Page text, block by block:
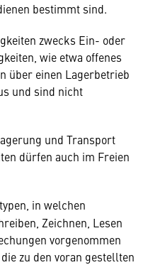
bestimmt sind.
zwecks Ein- oder
wie etwa offenes
über einen Lagerbetrieb
und sind nicht
und Transport
dürfen auch im Freien
in welchen
Zeichnen, Lesen
vorgenommen
zu den voran gestellten